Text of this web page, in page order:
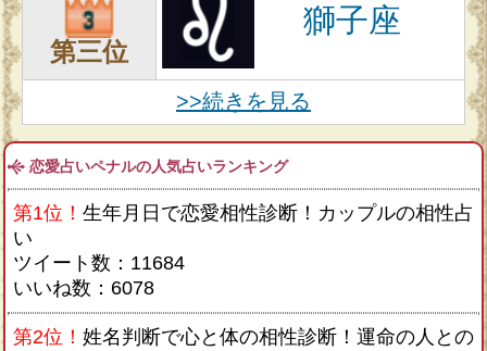
第三位
獅子座
>>続きを見る
恋愛占いペナルの人気占いランキング
第1位！ 生年月日で恋愛相性診断！カップルの相性占
い
ツイート数：11684
いいね数：6078
第2位！ 姓名判断で心と体の相性診断！運命の人との